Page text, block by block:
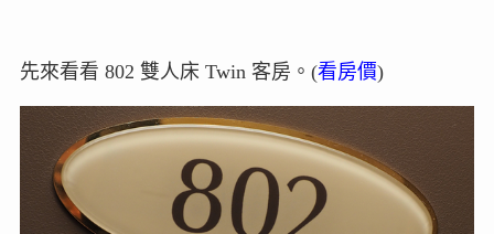
先來看看 802 雙人床 Twin 客房。(看房價)